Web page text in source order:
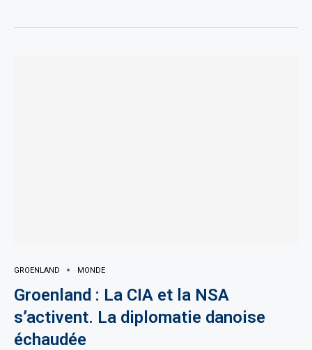
GROENLAND MONDE
Groenland : La CIA et la NSA
s’activent. La diplomatie danoise
échaudée